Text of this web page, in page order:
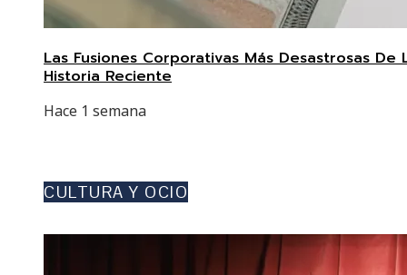
Las Fusiones Corporativas Más Desastrosas De
Historia Reciente
Hace 1 semana
CULTURA Y OCIO